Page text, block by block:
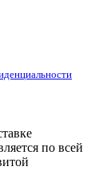
по всей